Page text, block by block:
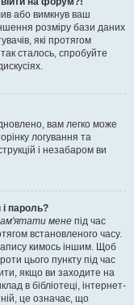
або вимкнув ваш
розміру бази даних
які протягом
сталось, спробуйте
вам легко може
логування та
і незабаром ви
пароль?
мене під час
встановленого часу.
кимось іншим. Щоб
цього пункту під час
якщо ви заходите на
в бібліотеці, інтернет-
це означає, що